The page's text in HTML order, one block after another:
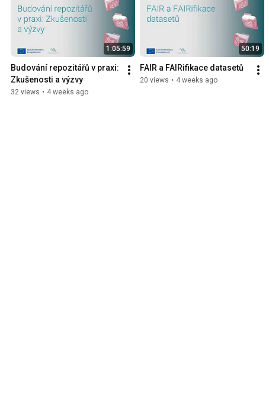
1:05:59
Budování repozitářů v praxi:
Zkušenosti a výzvy
32 views • 4 weeks ago
50:19
FAIR a FAIRifikace datasetů
20 views • 4 weeks ago